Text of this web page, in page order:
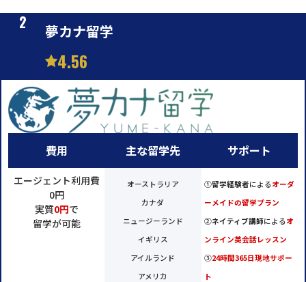
夢カナ留学
4.56
費用
エージェント利用費
0円
実質0円で
留学が可能
主な留学先
オーストラリア
カナダ
ニュージーランド
イギリス
アイルランド
アメリカ
サポート
①留学経験者による オーダ
ーメイドの留学プラン
②ネイティブ講師による オ
ンライン英会話レッスン
③24時間365日現地サポー
ト